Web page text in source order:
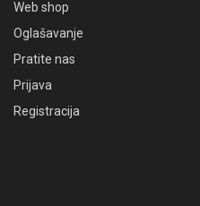
Web shop
Oglašavanje
Pratite nas
Prijava
Registracija